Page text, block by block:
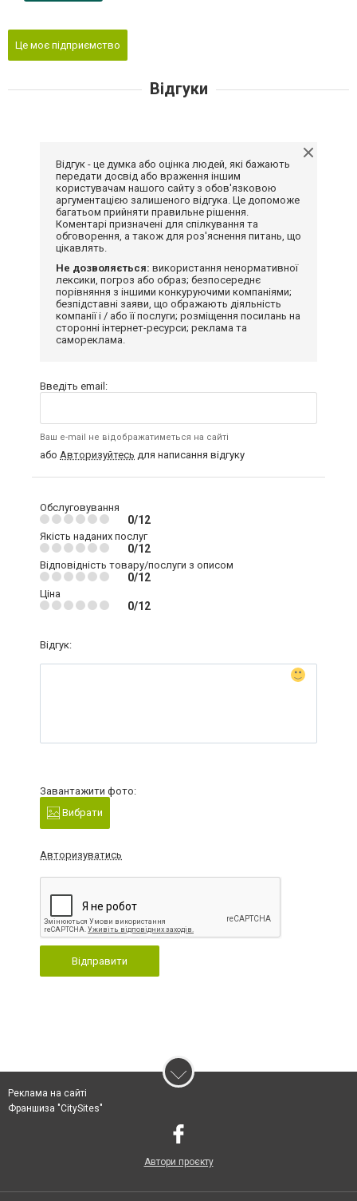
Це моє підприємство
Відгуки
Відгук - це думка або оцінка людей, які бажають
передати досвід або враження іншим
користувачам нашого сайту з обов'язковою
аргументацією залишеного відгука. Це допоможе
багатьом прийняти правильне рішення.
Коментарі призначені для спілкування та
обговорення, а також для роз'яснення питань, що
цікавлять.
Не дозволяється: використання ненормативної
лексики, погроз або образ; безпосереднє
порівняння з іншими конкуруючими компаніями;
безпідставні заяви, що ображають діяльність
компанії і / або її послуги; розміщення посилань на
сторонні інтернет-ресурси; реклама та
самореклама.
Введіть email:
Ваш e-mail не відображатиметься на сайті
або Авторизуйтесь для написання відгуку
Обслуговування
0/12
Якість наданих послуг
0/12
Відповідність товару/послуги з описом
0/12
Ціна
0/12
Відгук:
Завантажити фото:
Вибрати
Авторизуватись
Відправити
Реклама на сайті
Франшиза "CitySites"
Автори проєкту